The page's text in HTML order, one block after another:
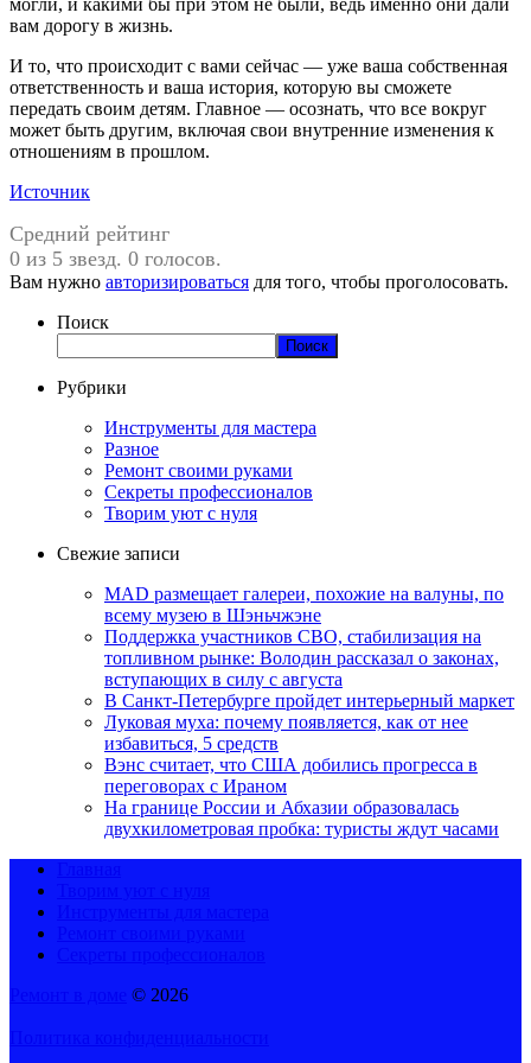
вам дорогу в жизнь.
И то, что происходит с вами сейчас — уже ваша собственная
ответственность и ваша история, которую вы сможете
передать своим детям. Главное — осознать, что все вокруг
может быть другим, включая свои внутренние изменения к
отношениям в прошлом.
Источник
Средний рейтинг
0 из 5 звезд. 0 голосов.
Вам нужно авторизироваться для того, чтобы проголосовать.
Поиск
Поиск
Рубрики
Инструменты для мастера
Разное
Ремонт своими руками
Секреты профессионалов
Творим уют с нуля
Свежие записи
MAD размещает галереи, похожие на валуны, по
всему музею в Шэньчжэне
Поддержка участников СВО, стабилизация на
топливном рынке: Володин рассказал о законах,
вступающих в силу с августа
В Санкт-Петербурге пройдет интерьерный маркет
Луковая муха: почему появляется, как от нее
избавиться, 5 средств
Вэнс считает, что США добились прогресса в
переговорах с Ираном
На границе России и Абхазии образовалась
двухкилометровая пробка: туристы ждут часами
© 2026